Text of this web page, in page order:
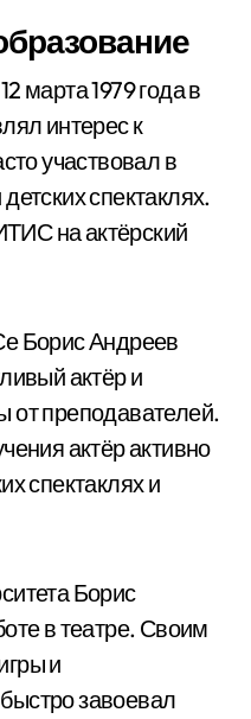
марта 1979 года в
интерес к
участвовал в
спектаклях.
на актёрский
Борис Андреев
актёр и
от преподавателей.
актёр активно
спектаклях и
Борис
в театре. Своим
и
завоевал